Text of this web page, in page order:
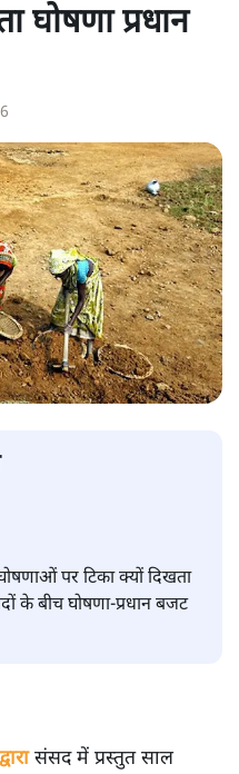
घोषणा प्रधान
पर टिका क्यों दिखता
के बीच घोषणा-प्रधान बजट
संसद में प्रस्तुत साल